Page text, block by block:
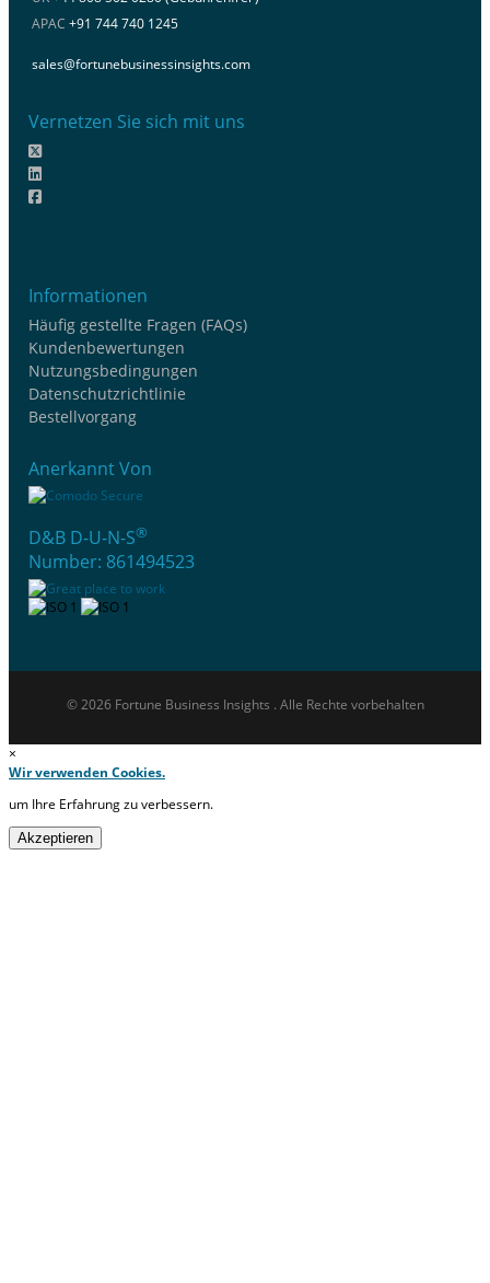
APAC +91 744 740 1245
sales@fortunebusinessinsights.com
Vernetzen Sie sich mit uns
Informationen
Häufig gestellte Fragen (FAQs)
Kundenbewertungen
Nutzungsbedingungen
Datenschutzrichtlinie
Bestellvorgang
Anerkannt Von
D&B D-U-N-S®
Number: 861494523
© 2026 Fortune Business Insights . Alle Rechte vorbehalten
×
Wir verwenden Cookies.
um Ihre Erfahrung zu verbessern.
Akzeptieren